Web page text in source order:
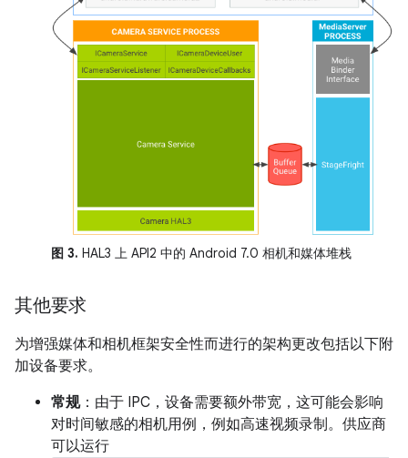
图 3. HAL3 上 API2 中的 Android 7.0 相机和媒体堆栈
其他要求
为增强媒体和相机框架安全性而进行的架构更改包括以下附
加设备要求。
常规：由于 IPC，设备需要额外带宽，这可能会影响
对时间敏感的相机用例，例如高速视频录制。供应商
可以运行